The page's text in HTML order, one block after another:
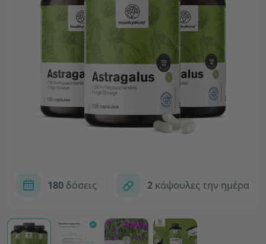
180 δόσεις 2 κάψουλες την ημέρα